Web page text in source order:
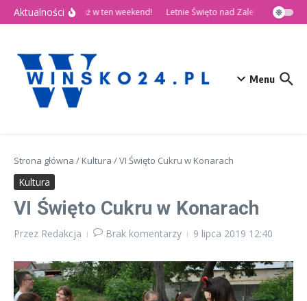
Przejdź do treści
Aktualności
Dni Wińska 2026 już w ten weekend! Letnie Święto nad Zalewem Słup
Menu
Strona główna / Kultura /VI Święto Cukru w Konarach
Kultura
VI Święto Cukru w Konarach
Przez Redakcja Brak komentarzy 9 lipca 2019 12:40